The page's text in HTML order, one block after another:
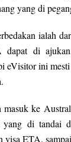
yang di
ialah
di
eVisitor ini
ke
di tandai
visa ETA,